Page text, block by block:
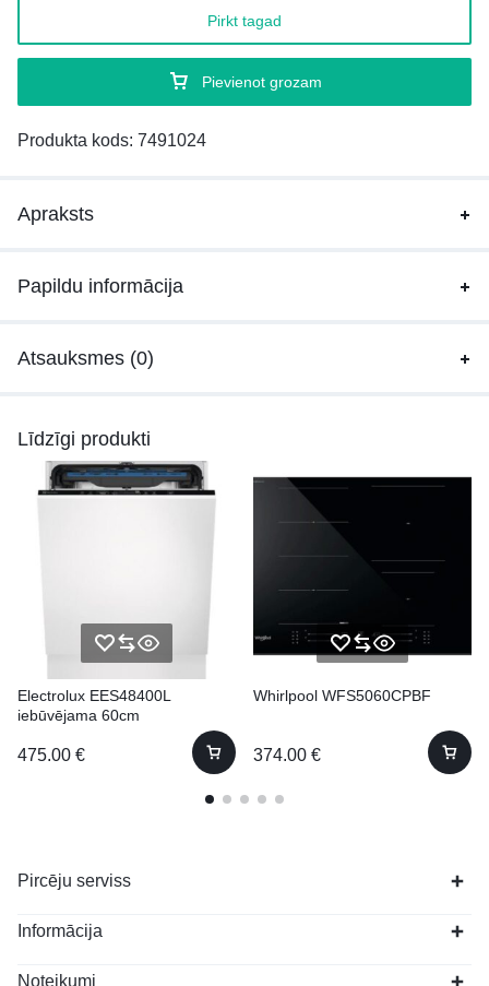
Pievienot grozam
Pirkt tagad
Produkta kods: 7491024
Apraksts
Papildu informācija
Atsauksmes (0)
Līdzīgi produkti
Electrolux EES48400L
iebūvējama 60cm
475.00 €
Whirlpool WFS5060CPBF
374.00 €
Pircēju serviss
Informācija
Noteikumi